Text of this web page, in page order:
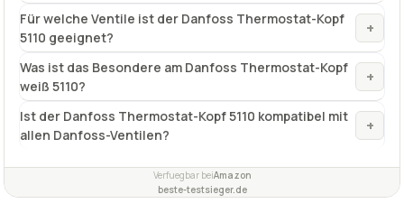
Für welche Ventile ist der Danfoss Thermostat-Kopf
5110 geeignet?
+
Was ist das Besondere am Danfoss Thermostat-Kopf
weiß 5110?
+
Ist der Danfoss Thermostat-Kopf 5110 kompatibel mit
allen Danfoss-Ventilen?
+
Verfuegbar beiAmazon
beste-testsieger.de